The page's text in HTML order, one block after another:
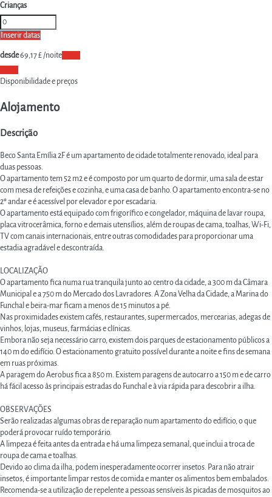
Crianças
Inserir datas
desde69,17 £/noite
Disponibilidade e preços
Alojamento
Descrição
Beco Santa Emília 2F é um apartamento de cidade totalmente renovado, ideal para
duas pessoas.
O apartamento tem 52 m2 e é composto por um quarto de dormir, uma sala de estar
com mesa de refeições e cozinha, e uma casa de banho. O apartamento encontra-se no
2º andar e é acessível por elevador e por escadaria.
O apartamento está equipado com frigorífico e congelador, máquina de lavar roupa,
placa vitrocerâmica, forno e demais utensílios, além de roupas de cama, toalhas, Wi-Fi,
TV com canais internacionais, entre outras comodidades para proporcionar uma
estadia agradável e descontraída.
LOCALIZAÇÃO
O apartamento fica numa rua tranquila junto ao centro da cidade, a 300 m da Câmara
Municipal e a 750 m do Mercado dos Lavradores. A Zona Velha da Cidade, a Marina do
Funchal e beira-mar ficam a menos de 15 minutos a pé.
Nas proximidades existem cafés, restaurantes, supermercados, mercearias, adegas de
vinhos, lojas, museus, farmácias e clínicas.
Embora não seja necessário carro, existem dois parques de estacionamento públicos a
140 m do edifício. O estacionamento gratuito possível durante a noite e fins de semana
em ruas próximas.
A paragem do Aerobus fica a 850 m. Existem paragens de autocarro a 150 m e de carro
há fácil acesso às principais estradas do Funchal e à via rápida para descobrir a ilha.
OBSERVAÇÕES
Serão realizadas algumas obras de reparação num apartamento do edifício, o que
poderá provocar ruído temporário.
A limpeza é feita antes da entrada e há uma limpeza semanal, que inclui a troca de
roupa de cama e toalhas.
Devido ao clima da ilha, podem inesperadamente ocorrer insetos. Para não atrair
insetos, é importante limpar restos de comida e manter os alimentos bem embalados.
Recomenda-se a utilização de repelente a pessoas sensíveis às picadas de mosquitos ao